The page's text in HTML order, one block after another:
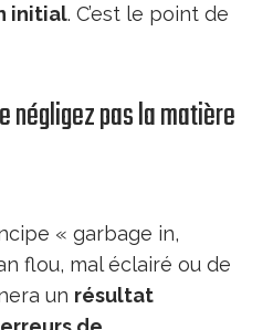
initial. C’est le point de
négligez pas la matière
« garbage in,
flou, mal éclairé ou de
un résultat